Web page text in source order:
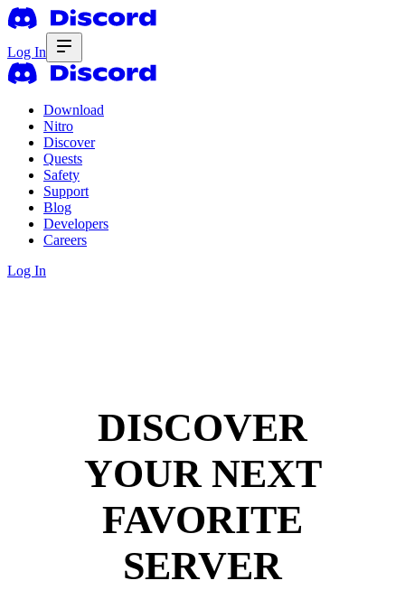
Log In
Download
Nitro
Discover
Quests
Safety
Support
Blog
Developers
Careers
Log In
DISCOVER
YOUR NEXT
FAVORITE
SERVER